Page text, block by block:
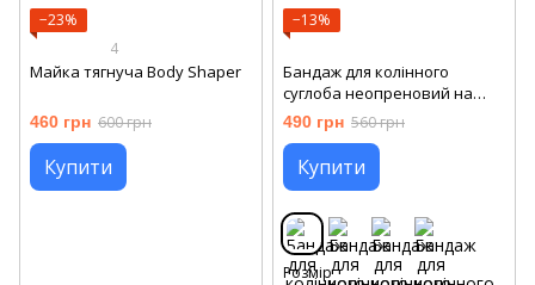
−23%
4
Майка тягнуча Body Shaper
460 грн 600 грн
Купити
−13%
Бандаж для колінного
суглоба неопреновий на
липучках універсальний з
двома ПВХ-підтримуючими
вставками
490 грн 560 грн
Купити
Розмір